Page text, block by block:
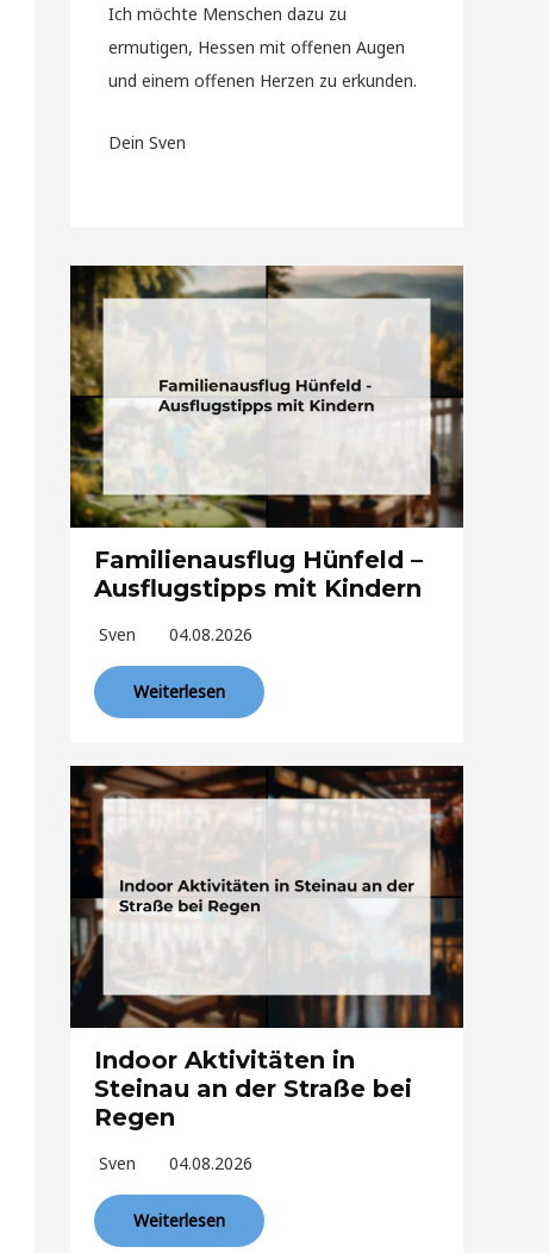
Ich möchte Menschen dazu zu
ermutigen, Hessen mit offenen Augen
und einem offenen Herzen zu erkunden.
Dein Sven
Familienausflug Hünfeld –
Ausflugstipps mit Kindern
Sven 04.08.2026
Weiterlesen
Indoor Aktivitäten in
Steinau an der Straße bei
Regen
Sven 04.08.2026
Weiterlesen